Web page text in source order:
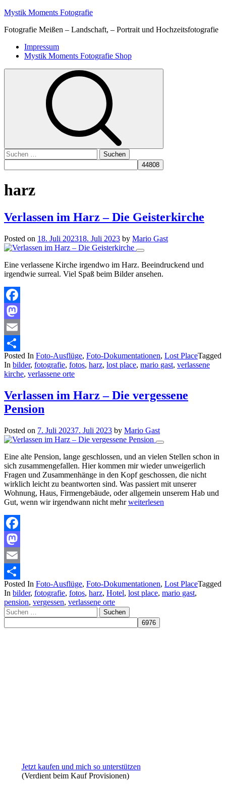
Skip
content
Mystik Moments Fotografie
Fotografie Meißen – Landschaft, – Portrait und Hochzeitsfotografie
Primary
Menu
Impressum
Mystik Moments Fotografie Shop
Suchen
nach:
harz
Verlassen im Harz – Die Geisterkirche
Posted on 18. Juli 202318. Juli 2023 by Mario Gast
Eine verlassene Kirche irgendwo im Harz. Beeindruckend und
irgendwie surreal. Viel Spaß beim Bilder ansehen.
Facebook
Mastodon
Email
Teilen
Posted In Foto-Ausflüge, Foto-Dokumentationen, Lost PlaceTagged
In bilder, fotografie, fotos, harz, lost place, mario gast, verlassene
kirche, verlassene orte
Verlassen im Harz – Die vergessene
Pension
Posted on 7. Juli 20237. Juli 2023 by Mario Gast
Eine alte Pension, lange geschlossen, und an vielen Stellen schon in
sich zusammengefallen. Hier kommen mir wieder unweigerlich
Fragen und Zusammenhänge in den Kopf geschossen, die nicht
wirklich leicht zu beantworten sind. Was passiert mit unserer
Wohnung, Haus, Firmengebäude, oder allgemein unserem Hab und
Gut, wenn wir irgendwann nicht mehrweiterlesen
Facebook
Mastodon
Email
Teilen
Posted In Foto-Ausflüge, Foto-Dokumentationen, Lost PlaceTagged
In bilder, fotografie, fotos, harz, Hotel, lost place, mario gast,
pension, vergessen, verlassene orte
Suchen
nach:
Jetzt kaufen und mich so unterstützen
(Verdient beim Kauf Provisionen)